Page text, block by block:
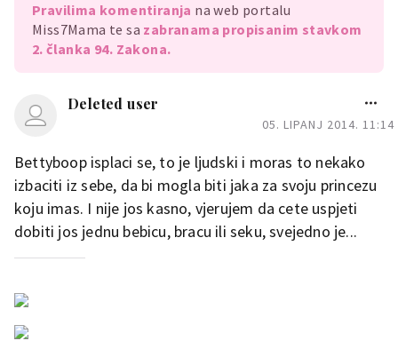
Pravilima komentiranja na web portalu
Miss7Mama te sa zabranama propisanim stavkom
2. članka 94. Zakona.
Deleted user
05. LIPANJ 2014. 11:14
Bettyboop isplaci se, to je ljudski i moras to nekako
izbaciti iz sebe, da bi mogla biti jaka za svoju princezu
koju imas. I nije jos kasno, vjerujem da cete uspjeti
dobiti jos jednu bebicu, bracu ili seku, svejedno je...